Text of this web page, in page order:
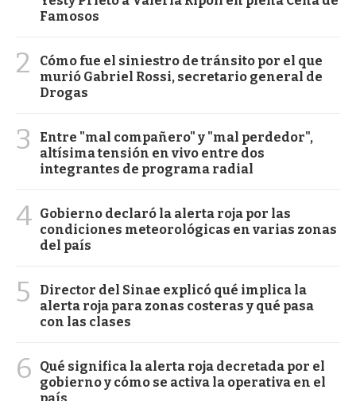
Famosos
2
Cómo fue el siniestro de tránsito por el que
murió Gabriel Rossi, secretario general de
Drogas
3
Entre "mal compañero" y "mal perdedor",
altísima tensión en vivo entre dos
integrantes de programa radial
4 Gobierno declaró la alerta roja por las
condiciones meteorológicas en varias zonas
del país
5
Director del Sinae explicó qué implica la
alerta roja para zonas costeras y qué pasa
con las clases
6
Qué significa la alerta roja decretada por el
gobierno y cómo se activa la operativa en el